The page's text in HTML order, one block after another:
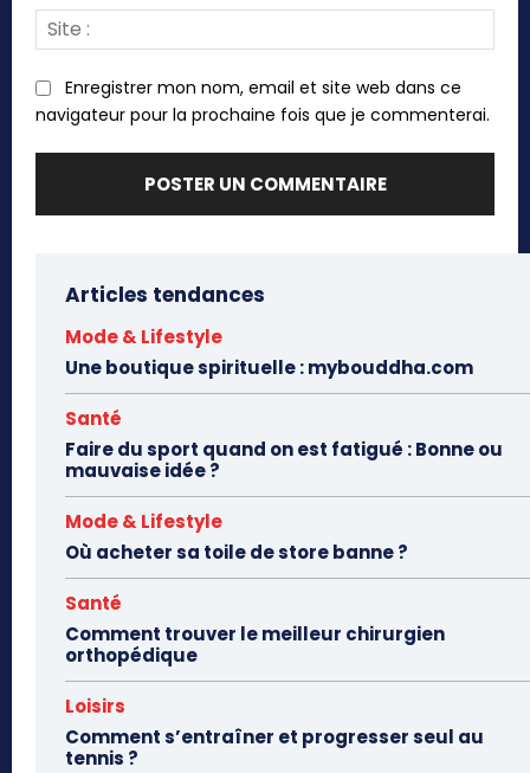
:
Enregistrer mon nom, email et site web dans ce
navigateur pour la prochaine fois que je commenterai.
Articles tendances
Mode & Lifestyle
Une boutique spirituelle : mybouddha.com
Santé
Faire du sport quand on est fatigué : Bonne ou
mauvaise idée ?
Mode & Lifestyle
Où acheter sa toile de store banne ?
Santé
Comment trouver le meilleur chirurgien
orthopédique
Loisirs
Comment s’entraîner et progresser seul au
tennis ?